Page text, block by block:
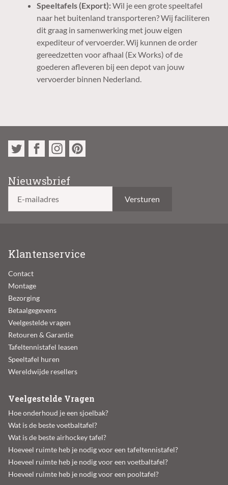
Speeltafels (Export):Wil je een grote speeltafel
naar het buitenland transporteren? Wij faciliteren
dit graag in samenwerking met jouw eigen
expediteur of vervoerder. Wij kunnen de order
gereedzetten voor afhaal (Ex Works) of de
goederen afleveren bij een depot van jouw
vervoerder binnen Nederland.
Nieuwsbrief
E-mailadres
Klantenservice
Contact
Montage
Bezorging
Betaalgegevens
Veelgestelde vragen
Retouren & Garantie
Tafeltennistafel leasen
Speeltafel huren
Wereldwijde resellers
Veelgestelde Vragen
Hoe onderhoud je een sjoelbak?
Wat is de beste voetbaltafel?
Wat is de beste airhockey tafel?
Hoeveel ruimte heb je nodig voor een tafeltennistafel?
Hoeveel ruimte heb je nodig voor een voetbaltafel?
Hoeveel ruimte heb je nodig voor een pooltafel?